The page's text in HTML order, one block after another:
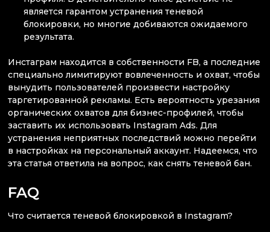
является гарантом устранения теневой
блокировки, но многие добиваются ожидаемого
результата.
Инстаграм находится в собственности FB, а последние
специально лимитируют вовлеченность и охват, чтобы
вынудить пользователей произвести настройку
таргетированной рекламы. Есть вероятность урезания
органических охватов для бизнес-профилей, чтобы
заставить их использовать Instagram Ads. Для
устранения неприятных последствий можно перейти
в настройках на персональный аккаунт. Надеемся, что
эта статья ответила на вопрос, как снять теневой бан.
FAQ
Что считается теневой блокировкой в Instagram?